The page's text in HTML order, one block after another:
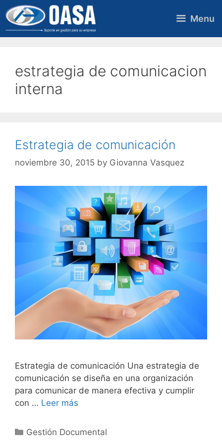
Skip
to
content
Menu
estrategia de comunicacion
interna
Estrategia de comunicación
noviembre 30, 2015 by Giovanna Vasquez
Estrategia de comunicación Una estrategia de
comunicación se diseña en una organización
para comunicar de manera efectiva y cumplir
con … Leer más
Categories
Gestión Documental